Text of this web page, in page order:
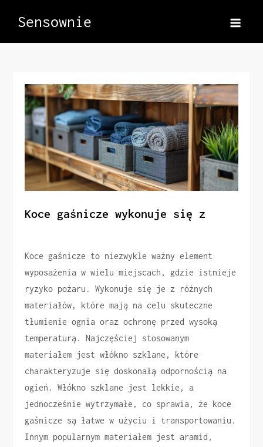
Sensownie
Koce gaśnicze wykonuje się z
Koce gaśnicze to niezwykle ważny element
wyposażenia w wielu miejscach, gdzie istnieje
ryzyko pożaru. Wykonuje się je z różnych
materiałów, które mają na celu skuteczne
tłumienie ognia oraz ochronę przed wysoką
temperaturą. Najczęściej stosowanym
materiałem jest włókno szklane, które
charakteryzuje się doskonałą odpornością na
ogień. Włókno szklane jest lekkie, a
jednocześnie wytrzymałe, co sprawia, że koce
gaśnicze są łatwe w użyciu i transportowaniu.
Innym popularnym materiałem jest aramid,